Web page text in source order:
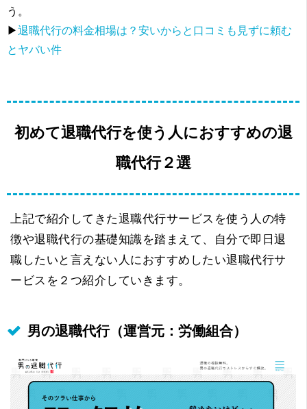
う。
▶退職代行の料金相場は？安いからと口コミも見ずに頼む
とヤバい件
初めて退職代行を使う人におすすめの退
職代行２選
上記で紹介してきた退職代行サービスを使う人の特
徴や退職代行の基礎知識を踏まえて、自分で即日退
職したいと言えない人におすすめしたい退職代行サ
ービスを２つ紹介していきます。
男の退職代行（運営元：労働組合）